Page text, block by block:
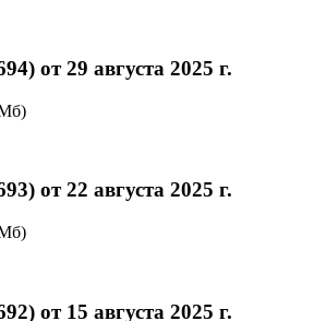
от 29 августа 2025 г.
от 22 августа 2025 г.
от 15 августа 2025 г.